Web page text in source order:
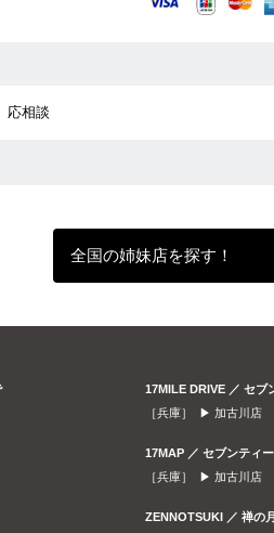
応相談
全国の姉妹店を探す！
17MILE DRIVE ／ セブ
［兵庫］ ▶ 加古川店
17MAP ／ セブンティ
［兵庫］ ▶ 加古川店
ZENNOTSUKI ／ 禅の月